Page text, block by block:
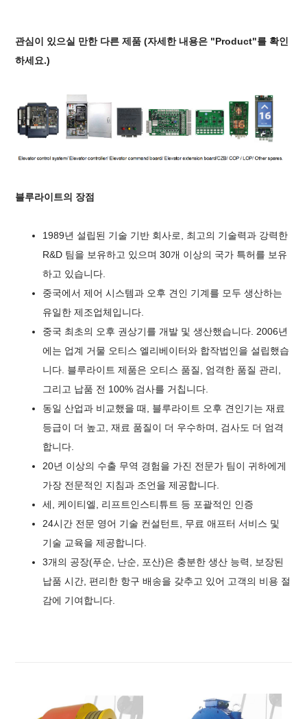
관심이 있으실 만한 다른 제품 (자세한 내용은 "Product"를 확인
하세요.)
블루라이트의 장점
1989년 설립된 기술 기반 회사로, 최고의 기술력과 강력한
R&D 팀을 보유하고 있으며 30개 이상의 국가 특허를 보유
하고 있습니다.
중국에서 제어 시스템과 오후 견인 기계를 모두 생산하는
유일한 제조업체입니다.
중국 최초의 오후 권상기를 개발 및 생산했습니다. 2006년
에는 업계 거물 오티스 엘리베이터와 합작법인을 설립했습
니다. 블루라이트 제품은 오티스 품질, 엄격한 품질 관리,
그리고 납품 전 100% 검사를 거칩니다.
동일 산업과 비교했을 때, 블루라이트 오후 견인기는 재료
등급이 더 높고, 재료 품질이 더 우수하며, 검사도 더 엄격
합니다.
20년 이상의 수출 무역 경험을 가진 전문가 팀이 귀하에게
가장 전문적인 지침과 조언을 제공합니다.
세, 케이티엘, 리프트인스티튜트 등 포괄적인 인증
24시간 전문 영어 기술 컨설턴트, 무료 애프터 서비스 및
기술 교육을 제공합니다.
3개의 공장(푸순, 난순, 포산)은 충분한 생산 능력, 보장된
납품 시간, 편리한 항구 배송을 갖추고 있어 고객의 비용 절
감에 기여합니다.